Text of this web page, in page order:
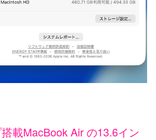
載MacBook Air の13.6イン